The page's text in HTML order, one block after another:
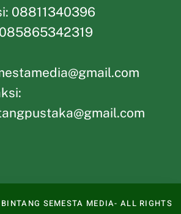
08811340396
SEMESTA MEDIA- ALL RIGHTS